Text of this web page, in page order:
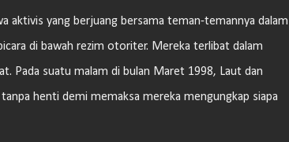
aktivis yang berjuang bersama teman-temannya dalam
di bawah rezim otoriter. Mereka terlibat dalam
Pada suatu malam di bulan Maret 1998, Laut dan
henti demi memaksa mereka mengungkap siapa